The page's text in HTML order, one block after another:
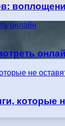
онлайн
не
которые